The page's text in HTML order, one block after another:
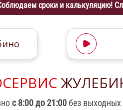
сроки и калькуляцию!
с 8:00 до 21:00 без